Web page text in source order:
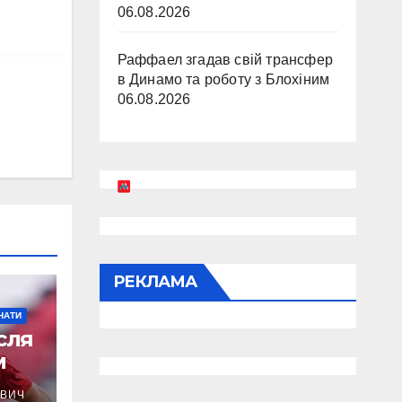
06.08.2026
Раффаел згадав свій трансфер
в Динамо та роботу з Блохіним
06.08.2026
РЕКЛАМА